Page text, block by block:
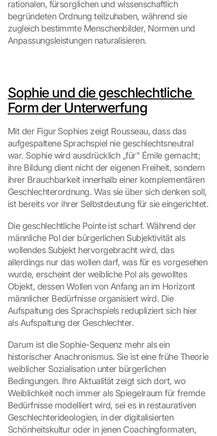
rationalen, fürsorglichen und wissenschaftlich
begründeten Ordnung teilzuhaben, während sie
zugleich bestimmte Menschenbilder, Normen und
Anpassungsleistungen naturalisieren.
Sophie und die geschlechtliche
Form der Unterwerfung
Mit der Figur Sophies zeigt Rousseau, dass das
aufgespaltene Sprachspiel nie geschlechtsneutral
war. Sophie wird ausdrücklich „für" Émile gemacht;
ihre Bildung dient nicht der eigenen Freiheit, sondern
ihrer Brauchbarkeit innerhalb einer komplementären
Geschlechterordnung. Was sie über sich denken soll,
ist bereits vor ihrer Selbstdeutung für sie eingerichtet.
Die geschlechtliche Pointe ist scharf. Während der
männliche Pol der bürgerlichen Subjektivität als
wollendes Subjekt hervorgebracht wird, das
allerdings nur das wollen darf, was für es vorgesehen
wurde, erscheint der weibliche Pol als gewolltes
Objekt, dessen Wollen von Anfang an im Horizont
männlicher Bedürfnisse organisiert wird. Die
Aufspaltung des Sprachspiels redupliziert sich hier
als Aufspaltung der Geschlechter.
Darum ist die Sophie-Sequenz mehr als ein
historischer Anachronismus. Sie ist eine frühe Theorie
weiblicher Sozialisation unter bürgerlichen
Bedingungen. Ihre Aktualität zeigt sich dort, wo
Weiblichkeit noch immer als Spiegelraum für fremde
Bedürfnisse modelliert wird, sei es in restaurativen
Geschlechterideologien, in der digitalisierten
Schönheitskultur oder in jenen Coachingformaten,